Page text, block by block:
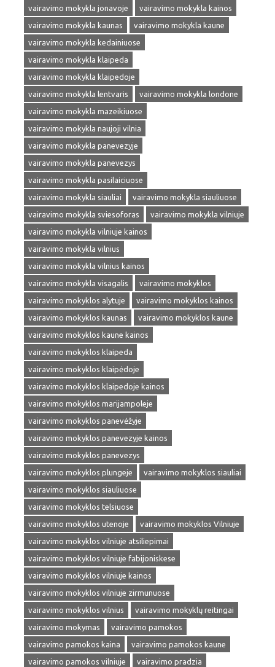
vairavimo mokykla jonavoje
vairavimo mokykla kainos
vairavimo mokykla kaunas
vairavimo mokykla kaune
vairavimo mokykla kedainiuose
vairavimo mokykla klaipeda
vairavimo mokykla klaipedoje
vairavimo mokykla lentvaris
vairavimo mokykla londone
vairavimo mokykla mazeikiuose
vairavimo mokykla naujoji vilnia
vairavimo mokykla panevezyje
vairavimo mokykla panevezys
vairavimo mokykla pasilaiciuose
vairavimo mokykla siauliai
vairavimo mokykla siauliuose
vairavimo mokykla sviesoforas
vairavimo mokykla vilniuje
vairavimo mokykla vilniuje kainos
vairavimo mokykla vilnius
vairavimo mokykla vilnius kainos
vairavimo mokykla visagalis
vairavimo mokyklos
vairavimo mokyklos alytuje
vairavimo mokyklos kainos
vairavimo mokyklos kaunas
vairavimo mokyklos kaune
vairavimo mokyklos kaune kainos
vairavimo mokyklos klaipeda
vairavimo mokyklos klaipėdoje
vairavimo mokyklos klaipedoje kainos
vairavimo mokyklos marijampoleje
vairavimo mokyklos panevėžyje
vairavimo mokyklos panevezyje kainos
vairavimo mokyklos panevezys
vairavimo mokyklos plungeje
vairavimo mokyklos siauliai
vairavimo mokyklos siauliuose
vairavimo mokyklos telsiuose
vairavimo mokyklos utenoje
vairavimo mokyklos Vilniuje
vairavimo mokyklos vilniuje atsiliepimai
vairavimo mokyklos vilniuje fabijoniskese
vairavimo mokyklos vilniuje kainos
vairavimo mokyklos vilniuje zirmunuose
vairavimo mokyklos vilnius
vairavimo mokyklų reitingai
vairavimo mokymas
vairavimo pamokos
vairavimo pamokos kaina
vairavimo pamokos kaune
vairavimo pamokos vilniuje
vairavimo pradzia